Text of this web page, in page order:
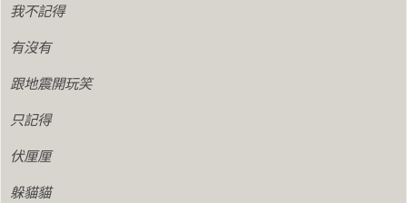
我不記得
有沒有
跟地震開玩笑
只記得
伏厘厘
躲貓貓